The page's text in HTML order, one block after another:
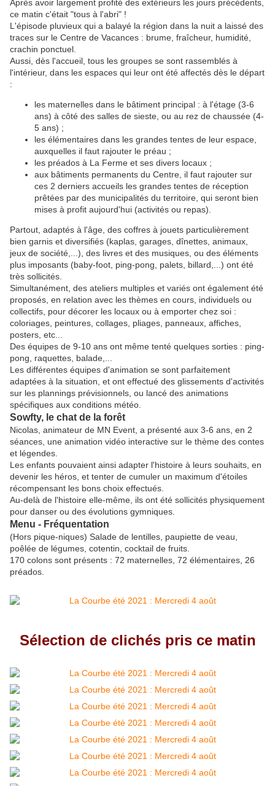
Après avoir largement profité des extérieurs les jours précédents,
ce matin c'était "tous à l'abri" !
L'épisode pluvieux qui a balayé la région dans la nuit a laissé des
traces sur le Centre de Vacances : brume, fraîcheur, humidité,
crachin ponctuel.
Aussi, dès l'accueil, tous les groupes se sont rassemblés à
l'intérieur, dans les espaces qui leur ont été affectés dès le départ
:
les maternelles dans le bâtiment principal : à l'étage (3-6
ans) à côté des salles de sieste, ou au rez de chaussée (4-
5 ans) ;
les élémentaires dans les grandes tentes de leur espace,
auxquelles il faut rajouter le préau ;
les préados à La Ferme et ses divers locaux ;
aux bâtiments permanents du Centre, il faut rajouter sur
ces 2 derniers accueils les grandes tentes de réception
prêtées par des municipalités du territoire, qui seront bien
mises à profit aujourd'hui (activités ou repas).
Partout, adaptés à l'âge, des coffres à jouets particulièrement
bien garnis et diversifiés (kaplas, garages, dînettes, animaux,
jeux de société,...), des livres et des musiques, ou des éléments
plus imposants (baby-foot, ping-pong, palets, billard,...) ont été
très sollicités.
Simultanément, des ateliers multiples et variés ont également été
proposés, en relation avec les thèmes en cours, individuels ou
collectifs, pour décorer les locaux ou à emporter chez soi :
coloriages, peintures, collages, pliages, panneaux, affiches,
posters, etc...
Des équipes de 9-10 ans ont même tenté quelques sorties : ping-
pong, raquettes, balade,...
Les différentes équipes d'animation se sont parfaitement
adaptées à la situation, et ont effectué des glissements d'activités
sur les plannings prévisionnels, ou lancé des animations
spécifiques aux conditions météo.
Sowfty, le chat de la forêt
Nicolas, animateur de MN Event, a présenté aux 3-6 ans, en 2
séances, une animation vidéo interactive sur le thème des contes
et légendes.
Les enfants pouvaient ainsi adapter l'histoire à leurs souhaits, en
devenir les héros, et tenter de cumuler un maximum d'étoiles
récompensant les bons choix effectués.
Au-delà de l'histoire elle-même, ils ont été sollicités physiquement
pour danser ou des évolutions gymniques.
Menu - Fréquentation
(Hors pique-niques) Salade de lentilles, paupiette de veau,
poêlée de légumes, cotentin, cocktail de fruits.
170 colons sont présents : 72 maternelles, 72 élémentaires, 26
préados.
Sélection de clichés pris ce matin